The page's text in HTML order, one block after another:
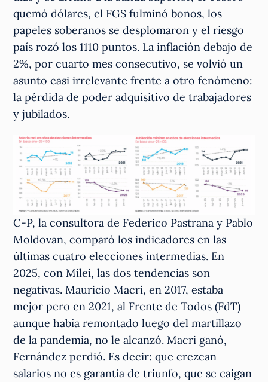
quemó dólares, el FGS fulminó bonos, los
papeles soberanos se desplomaron y el riesgo
país rozó los 1110 puntos. La inflación debajo de
2%, por cuarto mes consecutivo, se volvió un
asunto casi irrelevante frente a otro fenómeno:
la pérdida de poder adquisitivo de trabajadores
y jubilados.
C-P, la consultora de Federico Pastrana y Pablo
Moldovan, comparó los indicadores en las
últimas cuatro elecciones intermedias. En
2025, con Milei, las dos tendencias son
negativas. Mauricio Macri, en 2017, estaba
mejor pero en 2021, al Frente de Todos (FdT)
aunque había remontado luego del martillazo
de la pandemia, no le alcanzó. Macri ganó,
Fernández perdió. Es decir: que crezcan
salarios no es garantía de triunfo, que se caigan